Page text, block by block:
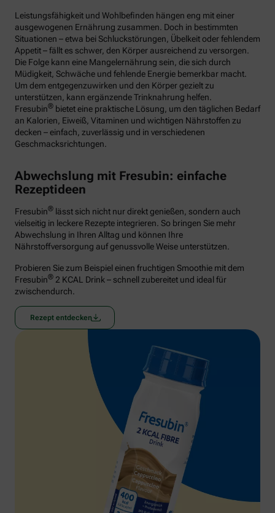
Leistungsfähigkeit und Wohlbefinden hängen eng mit einer
ausgewogenen Ernährung zusammen. Doch in bestimmten
Situationen – etwa bei Schluckstörungen, Übelkeit oder fehlendem
Appetit – fällt es schwer, den Körper ausreichend zu versorgen.
Die Folge kann eine Mangelernährung sein, die sich durch
Müdigkeit, Schwäche und fehlende Energie bemerkbar macht.
Um dem entgegenzuwirken und den Körper gezielt zu
unterstützen, kann ergänzende Trinknahrung helfen.
Fresubin® bietet eine praktische Lösung, um den täglichen Bedarf
an Kalorien, Eiweiß, Vitaminen und wichtigen Nährstoffen zu
decken – einfach, zuverlässig und in verschiedenen
Geschmacksrichtungen.
Abwechslung mit Fresubin: einfache
Rezeptideen
Fresubin® lässt sich nicht nur direkt genießen, sondern auch
vielseitig in leckere Rezepte integrieren. So bringen Sie mehr
Abwechslung in Ihren Alltag und können Ihre
Nährstoffversorgung auf genussvolle Weise unterstützen.
Probieren Sie zum Beispiel einen fruchtigen Smoothie mit dem
Fresubin® 2 KCAL Drink – schnell zubereitet und ideal für
zwischendurch.
Rezept entdecken